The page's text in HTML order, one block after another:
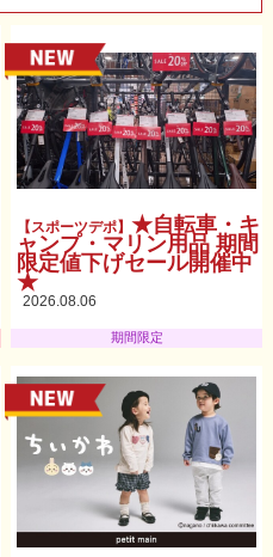
【スポーツデポ】★自転車・キ
ャンプ・マリン用品 期間
限定値下げセール開催中
★
2026.08.06
期間限定